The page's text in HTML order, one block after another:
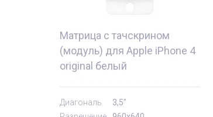
Матрица с тачскрином
(модуль) для Apple iPhone 4
original белый
Диагональ
3,5"